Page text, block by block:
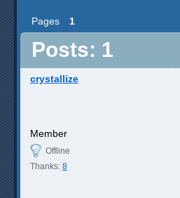
Pages 1
Posts: 1
crystallize
Member
Offline
Thanks: 8